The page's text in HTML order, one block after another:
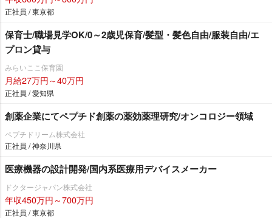
正社員 / 東京都
保育士/職場見学OK/0～2歳児保育/髪型・髪色自由/服装自由/エ
プロン貸与
みらいここ保育園
月給27万円～40万円
正社員 / 愛知県
創薬企業にてペプチド創薬の薬効薬理研究/オンコロジー領域
ペプチドリーム株式会社
正社員 / 神奈川県
医療機器の設計開発/国内系医療用デバイスメーカー
ドクタージャパン株式会社
年収450万円～700万円
正社員 / 東京都